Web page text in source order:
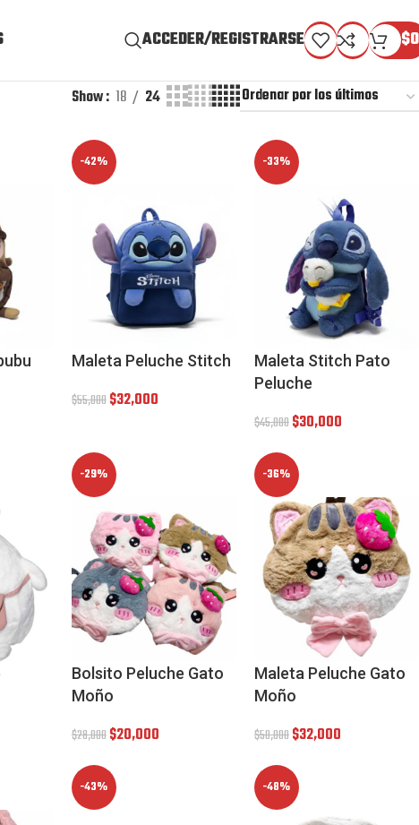
ACCEDER/REGISTRARSE $0
Show 18 24
-42%
Maleta Peluche Stitch
$55,000$32,000
-33%
Maleta Stitch Pato
Peluche
$45,000$30,000
-29%
Bolsito Peluche Gato
Moño
$28,000$20,000
-36%
Maleta Peluche Gato
Moño
$50,000$32,000
-43% -48%